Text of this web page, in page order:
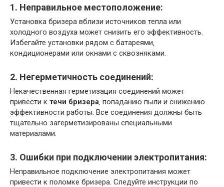
1. Неправильное местоположение:
Установка бризера вблизи источников тепла или
холодного воздуха может снизить его эффективность.
Избегайте установки рядом с батареями‚
кондиционерами или окнами с сквозняками.
2. Негерметичность соединений:
Некачественная герметизация соединений может
привести к течи бризера‚ попаданию пыли и снижению
эффективности работы. Все соединения должны быть
тщательно загерметизированы специальными
материалами.
3. Ошибки при подключении электропитания:
Неправильное подключение электропитания может
привести к поломке бризера. Следуйте инструкции по